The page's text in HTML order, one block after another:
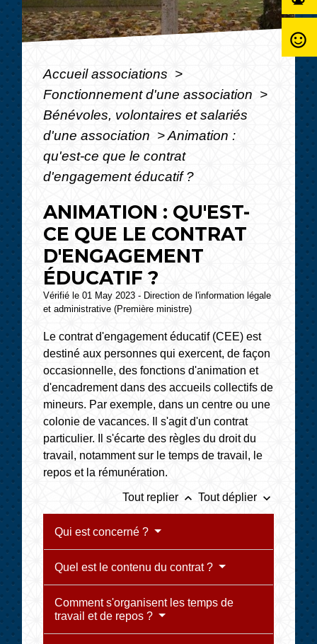
Accueil associations >
Fonctionnement d'une association >
Bénévoles, volontaires et salariés
d'une association >Animation :
qu'est-ce que le contrat
d'engagement éducatif ?
ANIMATION : QU'EST-
CE QUE LE CONTRAT
D'ENGAGEMENT
ÉDUCATIF ?
Vérifié le 01 May 2023 - Direction de l'information légale
et administrative (Première ministre)
Le contrat d'engagement éducatif (CEE) est
destiné aux personnes qui exercent, de façon
occasionnelle, des fonctions d'animation et
d'encadrement dans des accueils collectifs de
mineurs. Par exemple, dans un centre ou une
colonie de vacances. Il s'agit d'un contrat
particulier. Il s'écarte des règles du droit du
travail, notamment sur le temps de travail, le
repos et la rémunération.
Tout replier keyboard_arrow_up Tout déplier keyboard_arrow_down
Qui est concerné ?
Quel est le contenu du contrat ?
Comment s'organisent les temps de
travail et de repos ?
sentiment_satisfied_alt